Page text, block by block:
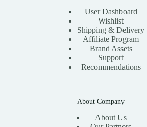
User Dashboard
Wishlist
Shipping & Delivery
Affiliate Program
Brand Assets
Support
Recommendations
About Company
About Us